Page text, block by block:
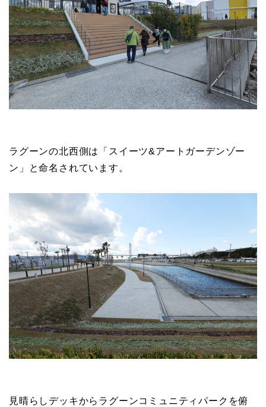
ラグーンの北西側は「スイーツ&アートガーデンゾー
ン」と命名されています。
見晴らしデッキからラグーンコミュニティパークを俯